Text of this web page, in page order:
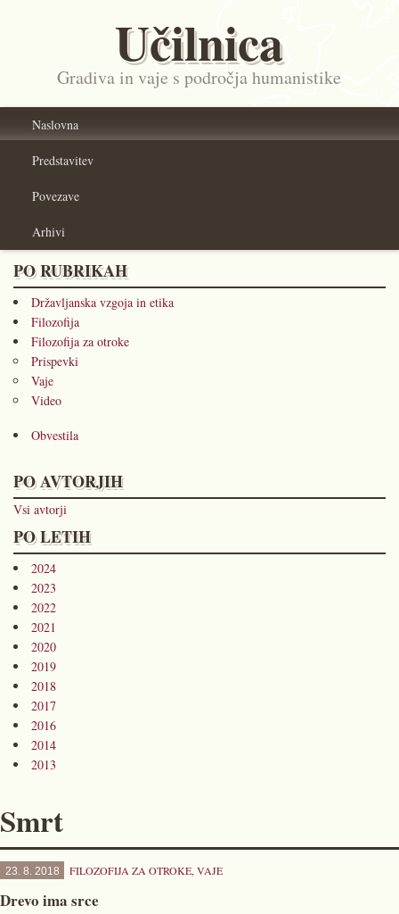
Učilnica
Gradiva in vaje s področja humanistike
Naslovna
Predstavitev
Povezave
Arhivi
PO RUBRIKAH
Državljanska vzgoja in etika
Filozofija
Filozofija za otroke
Prispevki
Vaje
Video
Obvestila
PO AVTORJIH
Vsi avtorji
PO LETIH
2024
2023
2022
2021
2020
2019
2018
2017
2016
2014
2013
Smrt
23. 8. 2018 FILOZOFIJA ZA OTROKE, VAJE
Drevo ima srce